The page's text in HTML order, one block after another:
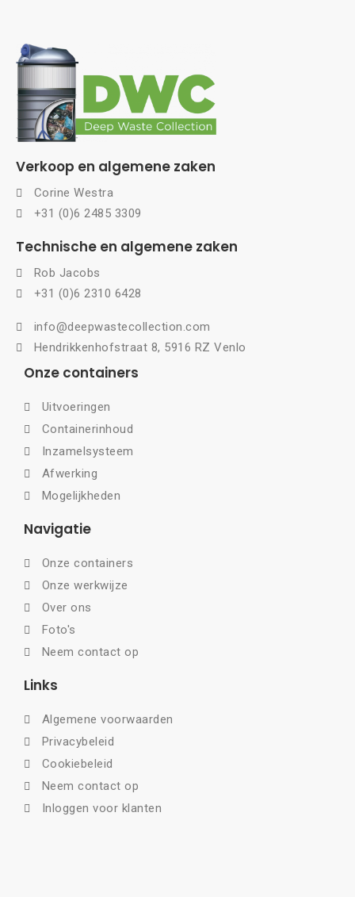
Verkoop en algemene zaken
Corine Westra
+31 (0)6 2485 3309
Technische en algemene zaken
Rob Jacobs
+31 (0)6 2310 6428
info@deepwastecollection.com
Hendrikkenhofstraat 8, 5916 RZ Venlo
Onze containers
Uitvoeringen
Containerinhoud
Inzamelsysteem
Afwerking
Mogelijkheden
Navigatie
Onze containers
Onze werkwijze
Over ons
Foto's
Neem contact op
Links
Algemene voorwaarden
Privacybeleid
Cookiebeleid
Neem contact op
Inloggen voor klanten